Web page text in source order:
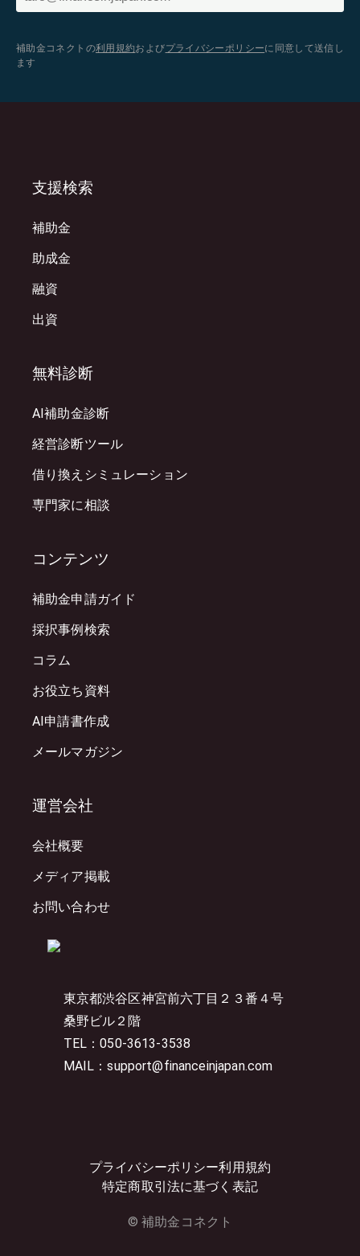
補助金コネクトの利用規約およびプライバシーポリシーに同意して送信し
ます
東京都渋谷区神宮前六丁目２３番４号
桑野ビル２階
TEL：050-3613-3538
MAIL：support@financeinjapan.com
プライバシーポリシー利用規約
特定商取引法に基づく表記
© 補助金コネクト
支援検索
補助金
助成金
融資
出資
無料診断
AI補助金診断
経営診断ツール
借り換えシミュレーション
専門家に相談
コンテンツ
補助金申請ガイド
採択事例検索
コラム
お役立ち資料
AI申請書作成
メールマガジン
運営会社
会社概要
メディア掲載
お問い合わせ